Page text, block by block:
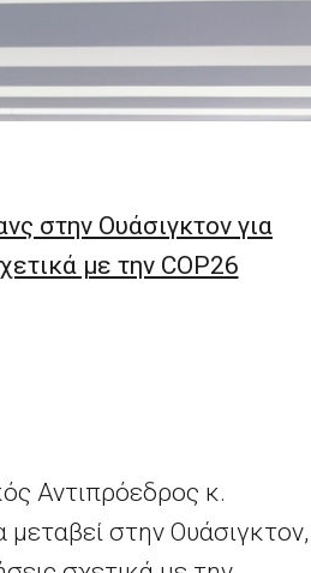
στην Ουάσιγκτον για
με την COP26
Αντιπρόεδρος κ.
μεταβεί στην Ουάσιγκτον,